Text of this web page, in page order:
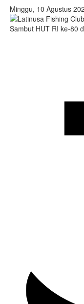
Minggu, 10 Agustus